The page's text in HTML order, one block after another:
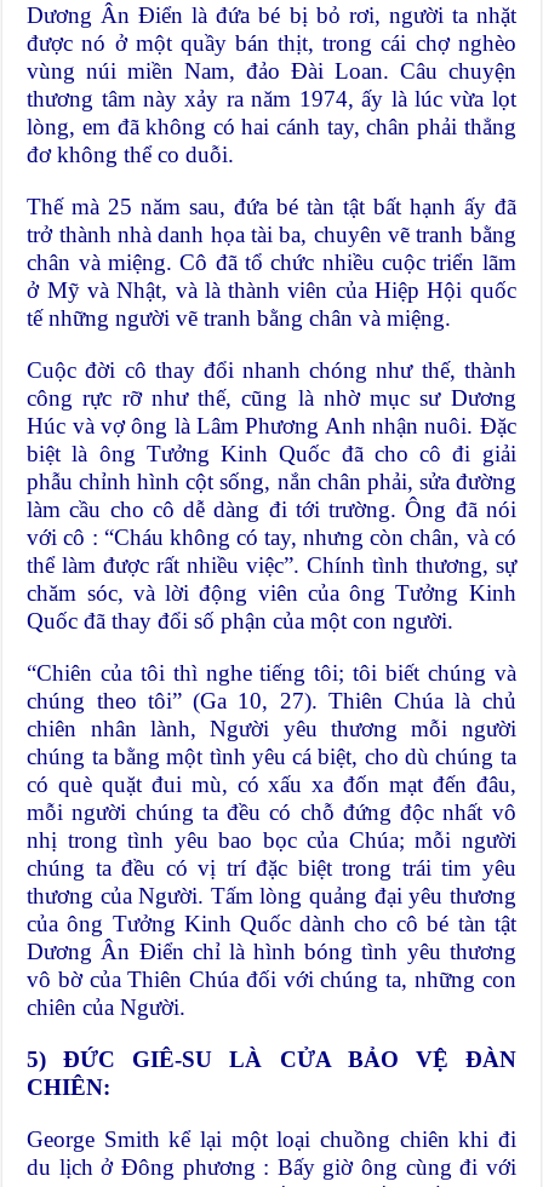
Dương Ân Điển là đứa bé bị bỏ rơi, người ta nhặt
được nó ở một quầy bán thịt, trong cái chợ nghèo
vùng núi miền Nam, đảo Đài Loan. Câu chuyện
thương tâm này xảy ra năm 1974, ấy là lúc vừa lọt
lòng, em đã không có hai cánh tay, chân phải thẳng
đơ không thể co duỗi.
Thế mà 25 năm sau, đứa bé tàn tật bất hạnh ấy đã
trở thành nhà danh họa tài ba, chuyên vẽ tranh bằng
chân và miệng. Cô đã tổ chức nhiều cuộc triển lãm
ở Mỹ và Nhật, và là thành viên của Hiệp Hội quốc
tế những người vẽ tranh bằng chân và miệng.
Cuộc đời cô thay đổi nhanh chóng như thế, thành
công rực rỡ như thế, cũng là nhờ mục sư Dương
Húc và vợ ông là Lâm Phương Anh nhận nuôi. Đặc
biệt là ông Tưởng Kinh Quốc đã cho cô đi giải
phẫu chỉnh hình cột sống, nắn chân phải, sửa đường
làm cầu cho cô dễ dàng đi tới trường. Ông đã nói
với cô : “Cháu không có tay, nhưng còn chân, và có
thể làm được rất nhiều việc”. Chính tình thương, sự
chăm sóc, và lời động viên của ông Tưởng Kinh
Quốc đã thay đổi số phận của một con người.
“Chiên của tôi thì nghe tiếng tôi; tôi biết chúng và
chúng theo tôi” (Ga 10, 27). Thiên Chúa là chủ
chiên nhân lành, Người yêu thương mỗi người
chúng ta bằng một tình yêu cá biệt, cho dù chúng ta
có què quặt đui mù, có xấu xa đốn mạt đến đâu,
mỗi người chúng ta đều có chỗ đứng độc nhất vô
nhị trong tình yêu bao bọc của Chúa; mỗi người
chúng ta đều có vị trí đặc biệt trong trái tim yêu
thương của Người. Tấm lòng quảng đại yêu thương
của ông Tưởng Kinh Quốc dành cho cô bé tàn tật
Dương Ân Điển chỉ là hình bóng tình yêu thương
vô bờ của Thiên Chúa đối với chúng ta, những con
chiên của Người.
5) ĐỨC GIÊ-SU LÀ CỬA BẢO VỆ ĐÀN
CHIÊN:
George Smith kể lại một loại chuồng chiên khi đi
du lịch ở Đông phương : Bấy giờ ông cùng đi với